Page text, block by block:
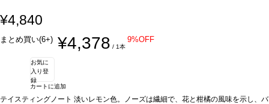
¥4,840
まとめ買い(6+) ¥4,378 / 1本
9%OFF
お気に
入り登
録
カートに追加
テイスティングノート 淡いレモン色。ノーズは繊細で、花と柑橘の風味を示し、バ